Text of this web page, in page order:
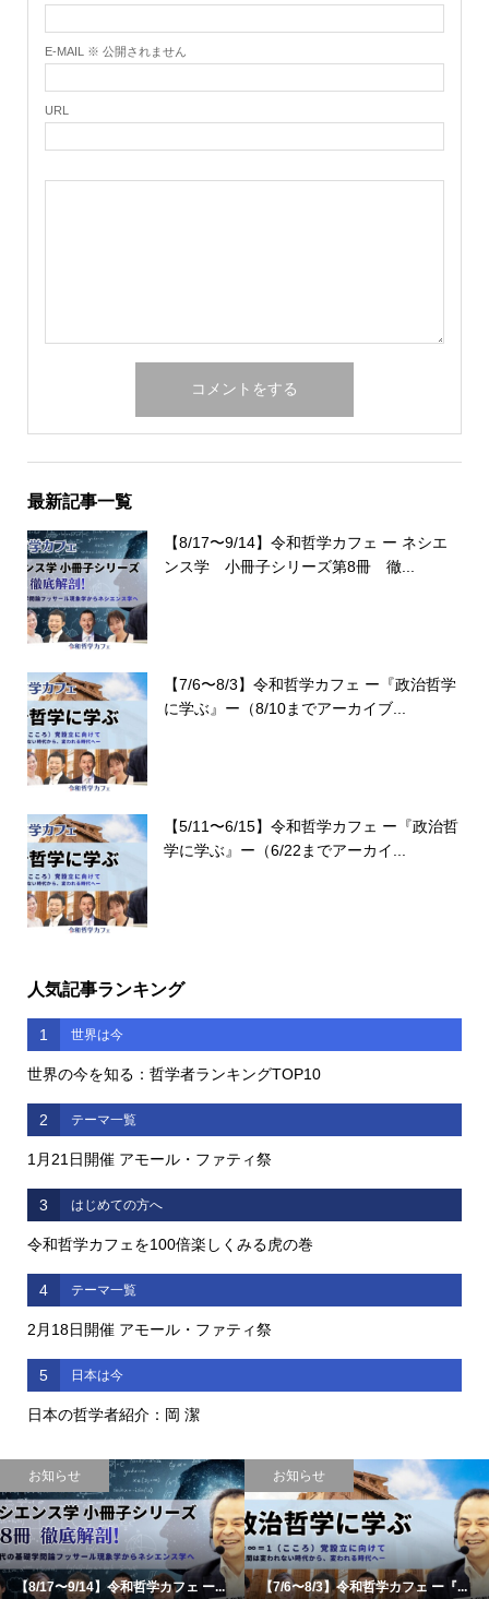
E-MAIL ※ 公開されません
URL
最新記事一覧
【8/17〜9/14】令和哲学カフェ ー ネシエ
ンス学 小冊子シリーズ第8冊 徹...
【7/6〜8/3】令和哲学カフェ ー『政治哲学
に学ぶ』ー（8/10までアーカイブ...
【5/11〜6/15】令和哲学カフェ ー『政治哲
学に学ぶ』ー（6/22までアーカイ...
人気記事ランキング
1 世界は今
世界の今を知る：哲学者ランキングTOP10
2 テーマ一覧
1月21日開催 アモール・ファティ祭
3 はじめての方へ
令和哲学カフェを100倍楽しくみる虎の巻
4 テーマ一覧
2月18日開催 アモール・ファティ祭
5 日本は今
日本の哲学者紹介：岡 潔
お知らせ
【8/17〜9/14】令和哲学カフェ ー...
お知らせ
【7/6〜8/3】令和哲学カフェ ー『...